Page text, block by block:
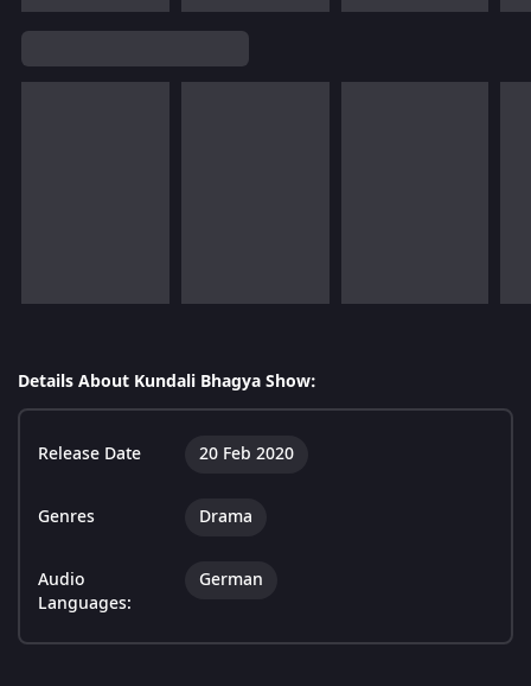
Details About Kundali Bhagya Show:
Release Date 20 Feb 2020
Genres Drama
Audio
Languages:
German